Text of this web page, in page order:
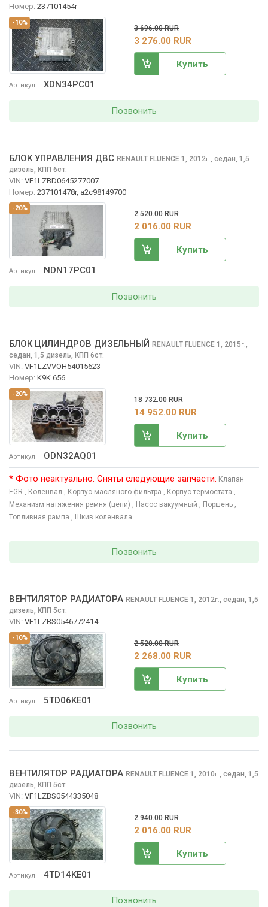
-10%
Артикул XDN34PC01
Номер: 237101454r
3 696.00 RUR
3 276.00 RUR
Купить
Позвонить
-20%
Артикул NDN17PC01
БЛОК УПРАВЛЕНИЯ ДВС RENAULT FLUENCE 1, 2012г., седан, 1,5
дизель, КПП 6ст.
VIN: VF1LZBD0645277007
Номер: 237101478r, a2c98149700
2 520.00 RUR
2 016.00 RUR
Купить
Позвонить
-20%
Артикул ODN32AQ01
БЛОК ЦИЛИНДРОВ ДИЗЕЛЬНЫЙ RENAULT FLUENCE 1, 2015г.,
седан, 1,5 дизель, КПП 6ст.
VIN: VF1LZVVOH54015623
Номер: K9K 656
18 732.00 RUR
14 952.00 RUR
Купить
* Фото неактуально. Сняты следующие запчасти: Клапан
EGR , Коленвал , Корпус масляного фильтра , Корпус термостата ,
Механизм натяжения ремня (цепи) , Насос вакуумный , Поршень ,
Топливная рампа , Шкив коленвала
Позвонить
-10%
Артикул 5TD06KE01
ВЕНТИЛЯТОР РАДИАТОРА RENAULT FLUENCE 1, 2012г., седан, 1,5
дизель, КПП 5ст.
VIN: VF1LZBS0546772414
2 520.00 RUR
2 268.00 RUR
Купить
Позвонить
-30%
Артикул 4TD14KE01
ВЕНТИЛЯТОР РАДИАТОРА RENAULT FLUENCE 1, 2010г., седан, 1,5
дизель, КПП 5ст.
VIN: VF1LZBS0544335048
2 940.00 RUR
2 016.00 RUR
Купить
Позвонить